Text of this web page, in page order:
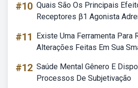
#10 Quais São Os Principais
Receptores β1 Agonista
#11
Existe Uma Ferramenta Para
Alterações Feitas Em Sua
#12 Saúde Mental Gênero E
Processos De Subjetivação